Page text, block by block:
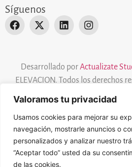
Valoramos tu privacidad
Usamos cookies para mejorar su
navegación, mostrarle anuncios o
personalizados y analizar nuestro
“Aceptar todo” usted da su
de las cookies.
Síguenos
Desarrollado porActualizate
ELEVACION. Todos los derechos
Aviso Legal